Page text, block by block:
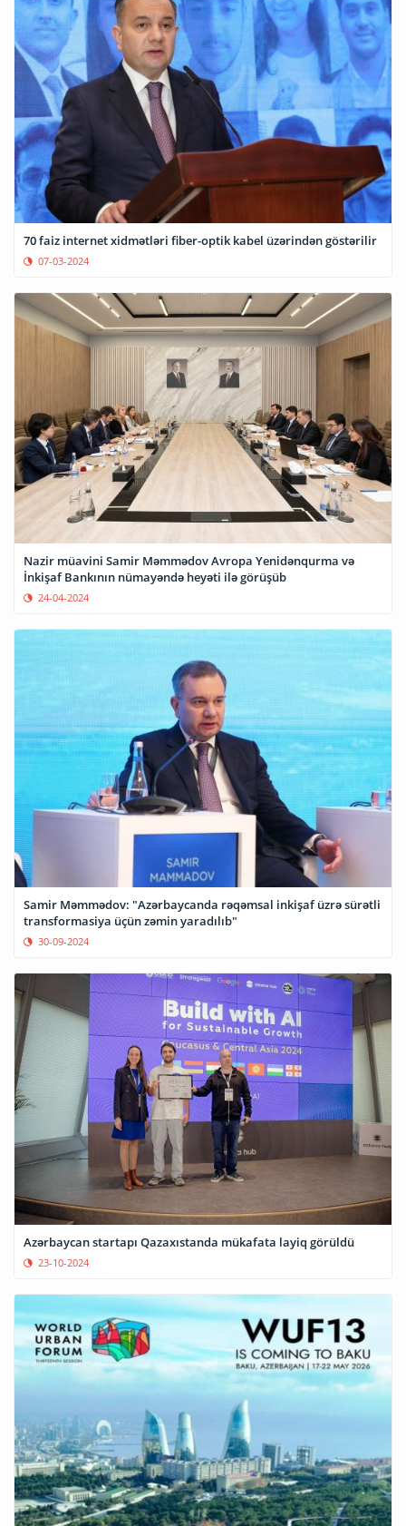
70 faiz internet xidmətləri fiber-optik kabel üzərindən göstərilir
07-03-2024
Nazir müavini Samir Məmmədov Avropa Yenidənqurma və
İnkişaf Bankının nümayəndə heyəti ilə görüşüb
24-04-2024
Samir Məmmədov: "Azərbaycanda rəqəmsal inkişaf üzrə sürətli
transformasiya üçün zəmin yaradılıb"
30-09-2024
Azərbaycan startapı Qazaxıstanda mükafata layiq görüldü
23-10-2024